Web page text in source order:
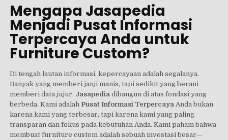
Mengapa Jasapedia
Menjadi Pusat Informasi
Terpercaya Anda untuk
Furniture Custom?
Di tengah lautan informasi, kepercayaan adalah segalanya.
Banyak yang memberi janji manis, tapi sedikit yang berani
memberi data jujur. Jasapedia dibangun di atas fondasi yang
berbeda. Kami adalah Pusat Informasi Terpercaya Anda bukan
karena kami yang terbesar, tapi karena kami yang paling
transparan dan fokus pada kebutuhan Anda. Kami paham bahwa
membuat furniture custom adalah sebuah investasi besar—